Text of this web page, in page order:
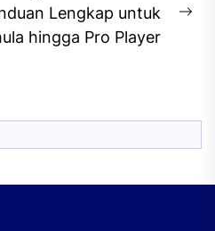
Lengkap untuk
hingga Pro Player